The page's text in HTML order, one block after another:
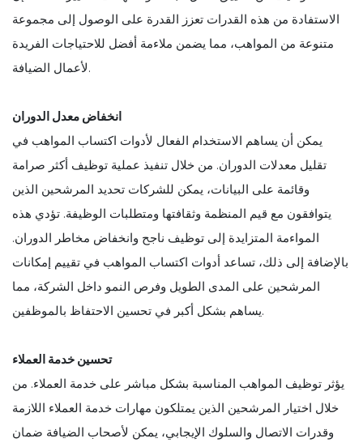
الاستفادة من هذه القدرات تعزز القدرة على الوصول إلى مجموعة
متنوعة من المواهب، مما يضمن ملاءمة أفضل للاحتياجات الفريدة
لأعمال الضيافة.
انخفاض معدل الدوران
يمكن أن يساهم الاستخدام الفعال لأدوات اكتساب المواهب في
تقليل معدلات الدوران. من خلال تنفيذ عملية توظيف أكثر صرامة
وقائمة على البيانات، يمكن للشركات تحديد المرشحين الذين
يتوافقون مع قيم المنظمة وثقافتها ومتطلبات الوظيفة. تؤدي هذه
المواءمة المتزايدة إلى توظيف ناجح وانخفاض مخاطر الدوران.
بالإضافة إلى ذلك، تساعد أدوات اكتساب المواهب في تقييم إمكانات
المرشحين على المدى الطويل وفرص النمو داخل الشركة، مما
يساهم بشكل أكبر في تحسين الاحتفاظ بالموظفين.
تحسين خدمة العملاء
يؤثر توظيف المواهب المناسبة بشكل مباشر على خدمة العملاء. من
خلال اختيار المرشحين الذين يمتلكون مهارات خدمة العملاء اللازمة
وقدرات الاتصال والسلوك الإيجابي، يمكن لأصحاب الضيافة ضمان